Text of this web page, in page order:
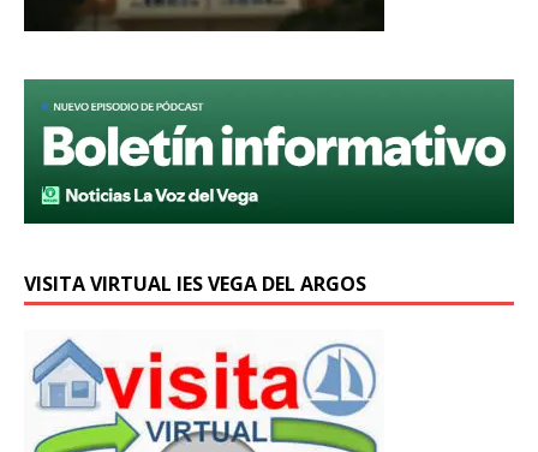
VISITA VIRTUAL IES VEGA DEL ARGOS